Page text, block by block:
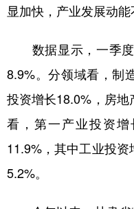
显加快，产业发展动能
数据显示，一季度
8.9%。分领域看，制
投资增长18.0%，房
看，第一产业投资增
11.9%，其中工业投
5.2%。